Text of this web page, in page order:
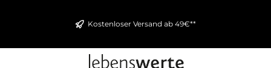
Kostenloser Versand ab 49€**